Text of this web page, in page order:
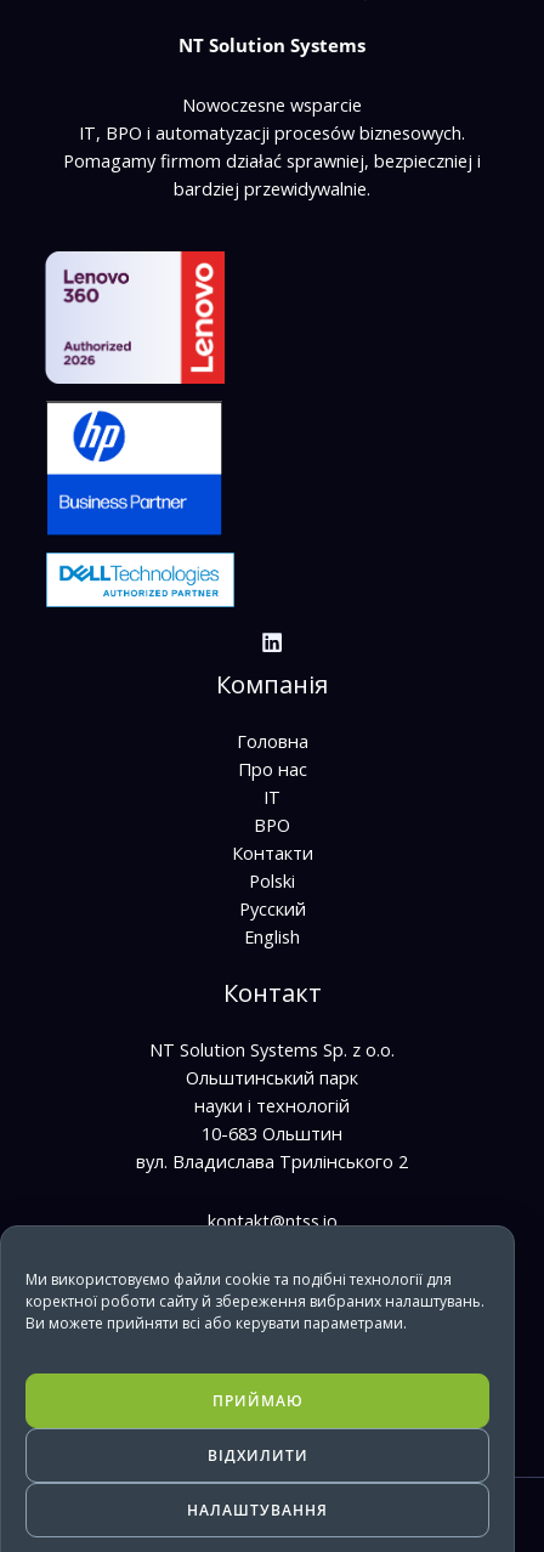
Ми використовуємо файли cookie та подібні технології для
коректної роботи сайту й збереження вибраних налаштувань.
Ви можете прийняти всі або керувати параметрами.
ПРИЙМАЮ
ВІДХИЛИТИ
НАЛАШТУВАННЯ
NT Solution Systems
Nowoczesne wsparcie
IT, BPO i automatyzacji procesów biznesowych.
Pomagamy firmom działać sprawniej, bezpieczniej i
bardziej przewidywalnie.
Компанія
Головна
Про нас
ІТ
BPO
Контакти
Polski
Русский
English
Контакт
NT Solution Systems Sp. z o.o.
Ольштинський парк
науки і технологій
10-683 Ольштин
вул. Владислава Трилінського 2
kontakt@ntss.io
bpo@ntss.io
+48 733 669 610
+48 733 669 850
Copyright © 2026 NTSS